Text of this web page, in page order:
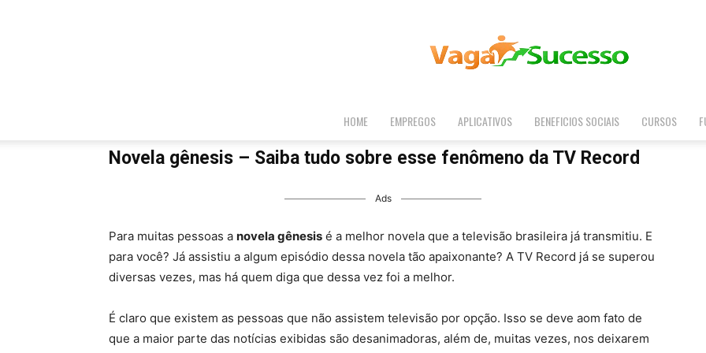
Vaga
HOME EMPREGOS APLICATIVOS BENEFICIOS SOCIAIS CURSOS
Novela gênesis – Saiba tudo sobre esse fenômeno da TV Record
Ads
Para muitas pessoas a novela gênesis é a melhor novela que a televisão brasileira já transmitiu. E
para você? Já assistiu a algum episódio dessa novela tão apaixonante? A TV Record já se superou
diversas vezes, mas há quem diga que dessa vez foi a melhor.
É claro que existem as pessoas que não assistem televisão por opção. Isso se deve aom fato de
que a maior parte das notícias exibidas são desanimadoras, além de, muitas vezes, nos deixarem